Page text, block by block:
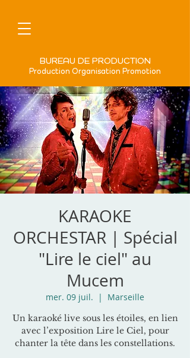
BUREAU DE PRODUCTION
Production Organisation Promotion
KARAOKE
ORCHESTAR | Spécial
"Lire le ciel" au
Mucem
mer. 09 juil.
  |
Marseille
Un karaoké live sous les étoiles, en lien
avec l’exposition Lire le Ciel, pour
chanter la tête dans les constellations.